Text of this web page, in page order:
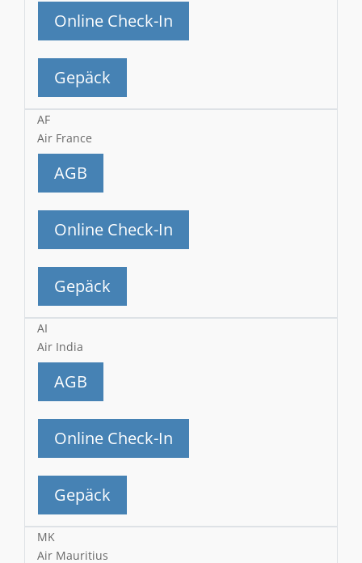
Online Check-In
Gepäck
AF
Air France
AGB
Online Check-In
Gepäck
AI
Air India
AGB
Online Check-In
Gepäck
MK
Air Mauritius